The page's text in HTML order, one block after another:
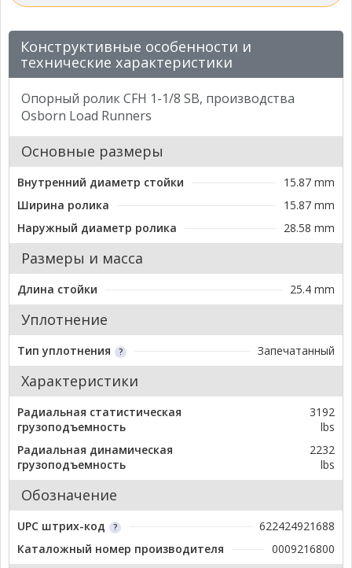
Конструктивные особенности и
технические характеристики
Опорный ролик CFH 1-1/8 SB, производства
Osborn Load Runners
Основные размеры
Внутренний диаметр стойки
15.87 mm
Ширина ролика
15.87 mm
Наружный диаметр ролика
28.58 mm
Размеры и масса
Длина стойки 25.4 mm
Уплотнение
Тип уплотнения Запечатанный
Характеристики
Радиальная статистическая
грузоподъемность
3192
lbs
Радиальная динамическая
грузоподъемность
2232
lbs
Обозначение
UPC штрих-код
622424921688
Каталожный номер производителя
0009216800